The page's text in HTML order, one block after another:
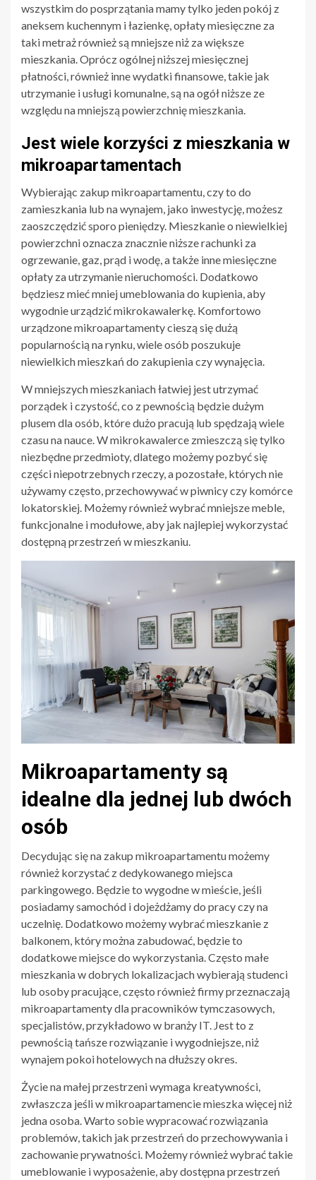
wszystkim do posprzątania mamy tylko jeden pokój z
aneksem kuchennym i łazienkę, opłaty miesięczne za
taki metraż również są mniejsze niż za większe
mieszkania. Oprócz ogólnej niższej miesięcznej
płatności, również inne wydatki finansowe, takie jak
utrzymanie i usługi komunalne, są na ogół niższe ze
względu na mniejszą powierzchnię mieszkania.
Jest wiele korzyści z mieszkania w
mikroapartamentach
Wybierając zakup mikroapartamentu, czy to do
zamieszkania lub na wynajem, jako inwestycję, możesz
zaoszczędzić sporo pieniędzy. Mieszkanie o niewielkiej
powierzchni oznacza znacznie niższe rachunki za
ogrzewanie, gaz, prąd i wodę, a także inne miesięczne
opłaty za utrzymanie nieruchomości. Dodatkowo
będziesz mieć mniej umeblowania do kupienia, aby
wygodnie urządzić mikrokawalerkę. Komfortowo
urządzone mikroapartamenty cieszą się dużą
popularnością na rynku, wiele osób poszukuje
niewielkich mieszkań do zakupienia czy wynajęcia.
W mniejszych mieszkaniach łatwiej jest utrzymać
porządek i czystość, co z pewnością będzie dużym
plusem dla osób, które dużo pracują lub spędzają wiele
czasu na nauce. W mikrokawalerce zmieszczą się tylko
niezbędne przedmioty, dlatego możemy pozbyć się
części niepotrzebnych rzeczy, a pozostałe, których nie
używamy często, przechowywać w piwnicy czy komórce
lokatorskiej. Możemy również wybrać mniejsze meble,
funkcjonalne i modułowe, aby jak najlepiej wykorzystać
dostępną przestrzeń w mieszkaniu.
Mikroapartamenty są
idealne dla jednej lub dwóch
osób
Decydując się na zakup mikroapartamentu możemy
również korzystać z dedykowanego miejsca
parkingowego. Będzie to wygodne w mieście, jeśli
posiadamy samochód i dojeżdżamy do pracy czy na
uczelnię. Dodatkowo możemy wybrać mieszkanie z
balkonem, który można zabudować, będzie to
dodatkowe miejsce do wykorzystania. Często małe
mieszkania w dobrych lokalizacjach wybierają studenci
lub osoby pracujące, często również firmy przeznaczają
mikroapartamenty dla pracowników tymczasowych,
specjalistów, przykładowo w branży IT. Jest to z
pewnością tańsze rozwiązanie i wygodniejsze, niż
wynajem pokoi hotelowych na dłuższy okres.
Życie na małej przestrzeni wymaga kreatywności,
zwłaszcza jeśli w mikroapartamencie mieszka więcej niż
jedna osoba. Warto sobie wypracować rozwiązania
problemów, takich jak przestrzeń do przechowywania i
zachowanie prywatności. Możemy również wybrać takie
umeblowanie i wyposażenie, aby dostępna przestrzeń